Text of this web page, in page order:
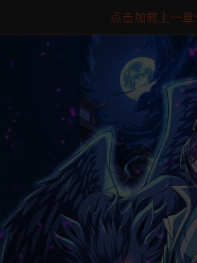
点击加载上一章